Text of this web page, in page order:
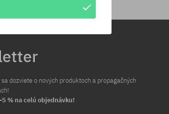
dozviete o nových produktoch a propagačných
5 % na celú objednávku!